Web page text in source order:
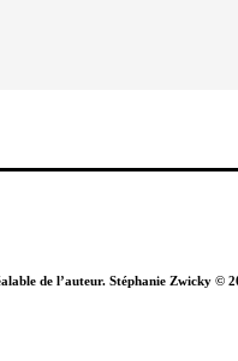
de l’auteur. Stéphanie Zwicky ©